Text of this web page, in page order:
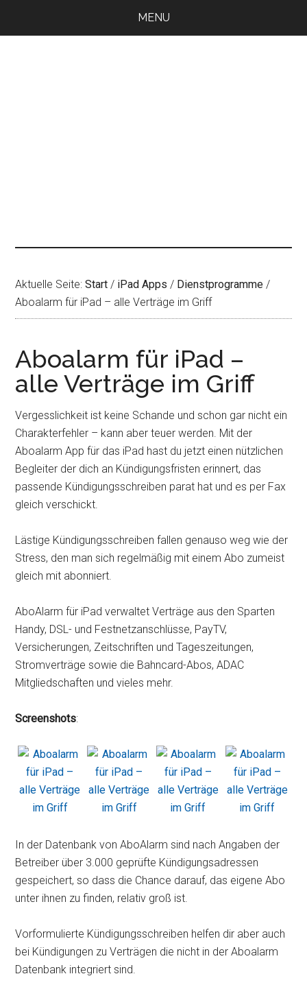
MENU
Aktuelle Seite:Start / iPad Apps / Dienstprogramme /
Aboalarm für iPad – alle Verträge im Griff
Aboalarm für iPad –
alle Verträge im Griff
Vergesslichkeit ist keine Schande und schon gar nicht ein
Charakterfehler – kann aber teuer werden. Mit der
Aboalarm App für das iPad hast du jetzt einen nützlichen
Begleiter der dich an Kündigungsfristen erinnert, das
passende Kündigungsschreiben parat hat und es per Fax
gleich verschickt.
Lästige Kündigungsschreiben fallen genauso weg wie der
Stress, den man sich regelmäßig mit einem Abo zumeist
gleich mit abonniert.
AboAlarm für iPad verwaltet Verträge aus den Sparten
Handy, DSL- und Festnetzanschlüsse, PayTV,
Versicherungen, Zeitschriften und Tageszeitungen,
Stromverträge sowie die Bahncard-Abos, ADAC
Mitgliedschaften und vieles mehr.
Screenshots:
In der Datenbank von AboAlarm sind nach Angaben der
Betreiber über 3.000 geprüfte Kündigungsadressen
gespeichert, so dass die Chance darauf, das eigene Abo
unter ihnen zu finden, relativ groß ist.
Vorformulierte Kündigungsschreiben helfen dir aber auch
bei Kündigungen zu Verträgen die nicht in der Aboalarm
Datenbank integriert sind.